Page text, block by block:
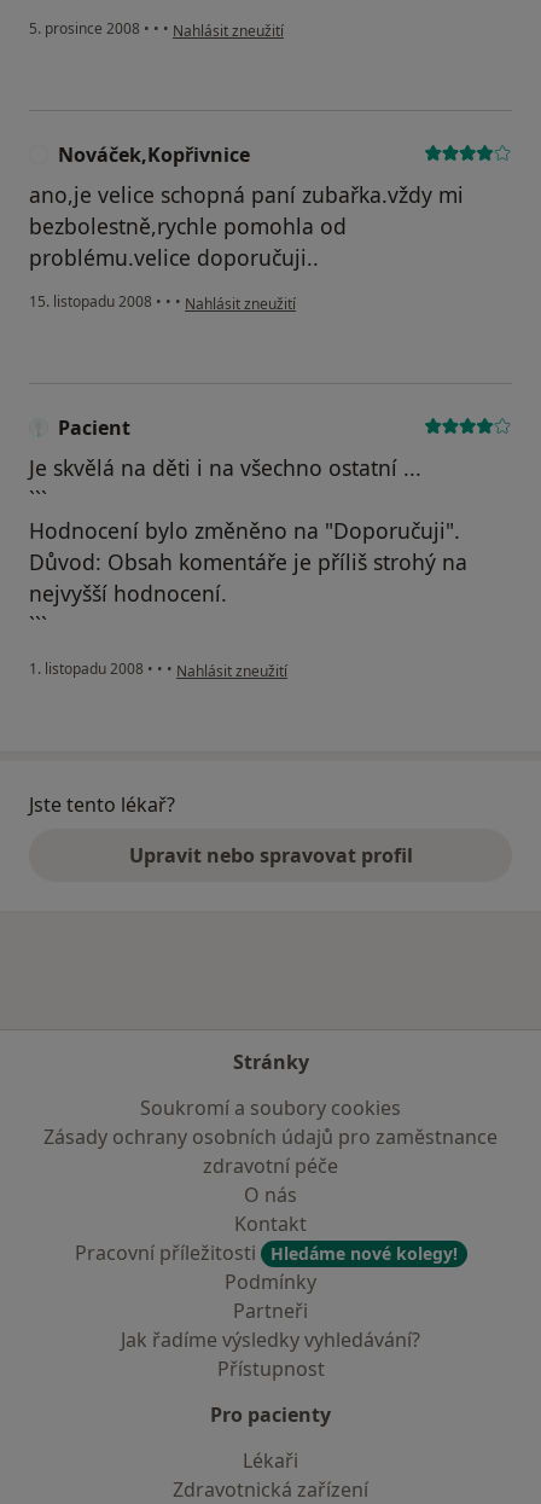
5. prosince 2008 • • • podle názoru uživatele Pacient
Nahlásit zneužití
Nováček,Kopřivnice
ano,je velice schopná paní zubařka.vždy mi
bezbolestně,rychle pomohla od
problému.velice doporučuji..
15. listopadu 2008 • • • podle názoru uživatele Nováček,Kopřivnice
Nahlásit zneužití
Pacient
Je skvělá na děti i na všechno ostatní ...
```
Hodnocení bylo změněno na "Doporučuji".
Důvod: Obsah komentáře je příliš strohý na
nejvyšší hodnocení.
```
1. listopadu 2008 • • • podle názoru uživatele Pacient
Nahlásit zneužití
Jste tento lékař?
Upravit nebo spravovat profil
Stránky
Soukromí a soubory cookies
Zásady ochrany osobních údajů pro zaměstnance
zdravotní péče
O nás
Kontakt
Pracovní příležitosti
Hledáme nové kolegy!
Podmínky
Partneři
Jak řadíme výsledky vyhledávání?
Přístupnost
Pro pacienty
Lékaři
Zdravotnická zařízení